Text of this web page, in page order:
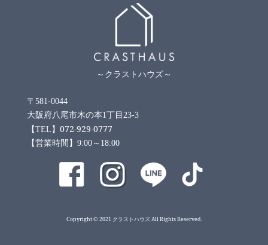
～クラストハウズ～
〒581-0044
大阪府八尾市木の本1丁目23-3
【TEL】072-929-0777
【営業時間】9:00～18:00
Copyright © 2021 クラストハウズ All Rights Reserved.